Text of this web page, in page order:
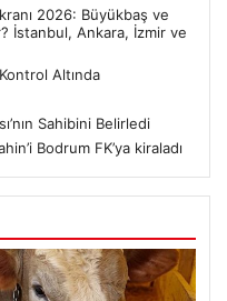
2026: Büyükbaş ve
İstanbul, Ankara, İzmir ve
Altında
Sahibini Belirledi
Bodrum FK’ya kiraladı